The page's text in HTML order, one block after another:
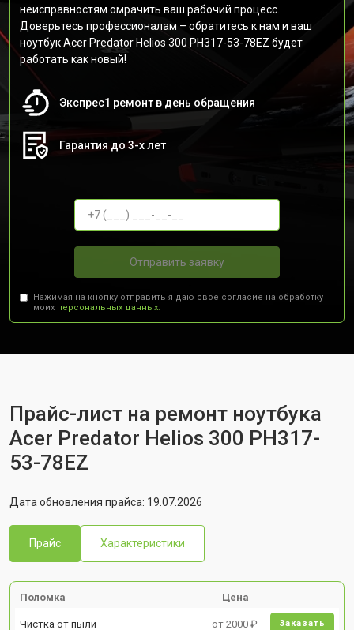
неисправностям омрачить ваш рабочий процесс.
Доверьтесь профессионалам – обратитесь к нам и ваш
ноутбук Acer Predator Helios 300 PH317-53-78EZ будет
работать как новый!
Экспрес1 ремонт в день обращения
Гарантия до 3-х лет
Отправить заявку
Нажимая на кнопку отправить я даю свое согласие на обработку
моих персональных данных.
Прайс-лист на ремонт ноутбука
Acer Predator Helios 300 PH317-
53-78EZ
Дата обновления прайса: 19.07.2026
Прайс Характеристики
Поломка Цена
Чистка от пыли от 2000 ₽ Заказать